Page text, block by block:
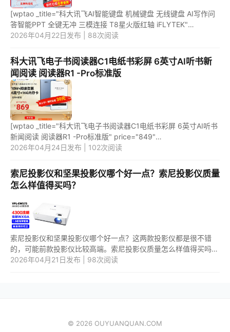
[wptao _title="科大讯飞AI智能键盘 机械键盘 无线键盘 AI写作问
答智能PPT 全键无冲 三模连接 T8星火版红轴 iFLYTEK"
price="899" url="https://item.jd.com/100064822754.html"
2026年04月22日发布 | 88次阅读
科大讯飞电子书阅读器C1电纸书彩屏 6英寸AI听书新
闻阅读 阅读器R1 -Pro标准版
[wptao _title="科大讯飞电子书阅读器C1电纸书彩屏 6英寸AI听书
新闻阅读 阅读器R1 -Pro标准版" price="849"
url="https://item.jd.com/10041349196264.html"
2026年04月24日发布 | 102次阅读
索尼投影仪和坚果投影仪哪个好一点？索尼投影仪质量
怎么样值得买吗？
索尼投影仪和坚果投影仪哪个好一点？这两款投影仪都是很不错
的，可能前款投影仪比较高端。索尼投影仪质量怎么样值得买吗？
这款投影仪是非常不错的，质量很高，值得购买。 1.索尼投影仪和
2026年04月21日发布 | 98次阅读
© 2026 OUYUANQUAN.COM